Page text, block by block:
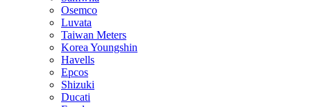
Osemco
Luvata
Taiwan Meters
Korea Youngshin
Havells
Epcos
Shizuki
Ducati